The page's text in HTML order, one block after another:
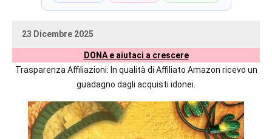
delle
autrici
straniere.
23 Dicembre 2025
DONA e aiutaci a crescere
Trasparenza Affiliazioni: In qualità di Affiliato Amazon ricevo un
guadagno dagli acquisti idonei.